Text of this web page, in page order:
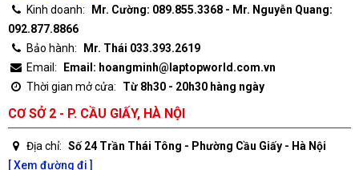
Kinh doanh:
Mr. Cường: 089.855.3368 - Mr. Nguyễn Quang:
092.877.8866
Bảo hành:
Mr. Thái 033.393.2619
Email:
Email: hoangminh@laptopworld.com.vn
Thời gian mở cửa:
Từ 8h30 - 20h30 hàng ngày
CƠ SỞ 2 - P. CẦU GIẤY, HÀ NỘI
Địa chỉ: Số 24 Trần Thái Tông - Phường Cầu Giấy - Hà Nội
[ Xem đường đi ]